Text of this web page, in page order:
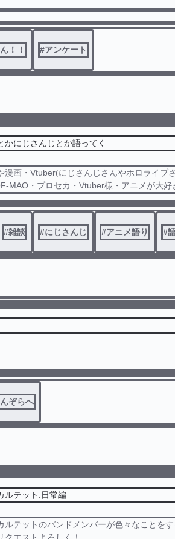
！！ #アンケート
かにじさんじとか語ってく
漫画・Vtuber(にじさんじさんやホロライブ
MAO・プロセカ・Vtuber様・アニメが大好
#雑談 #にじさんじ #アニメ語り #
ぞらへ
ルテット:日常編
ルテットのバンドメンバーが色々なことを